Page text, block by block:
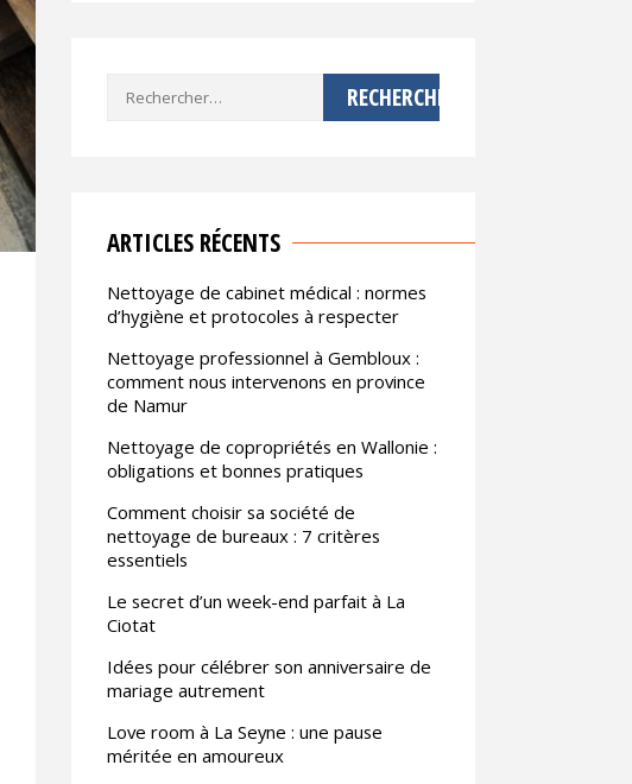
Rechercher :
ARTICLES RÉCENTS
Nettoyage de cabinet médical : normes
d’hygiène et protocoles à respecter
Nettoyage professionnel à Gembloux :
comment nous intervenons en province
de Namur
Nettoyage de copropriétés en Wallonie :
obligations et bonnes pratiques
Comment choisir sa société de
nettoyage de bureaux : 7 critères
essentiels
Le secret d’un week-end parfait à La
Ciotat
Idées pour célébrer son anniversaire de
mariage autrement
Love room à La Seyne : une pause
méritée en amoureux